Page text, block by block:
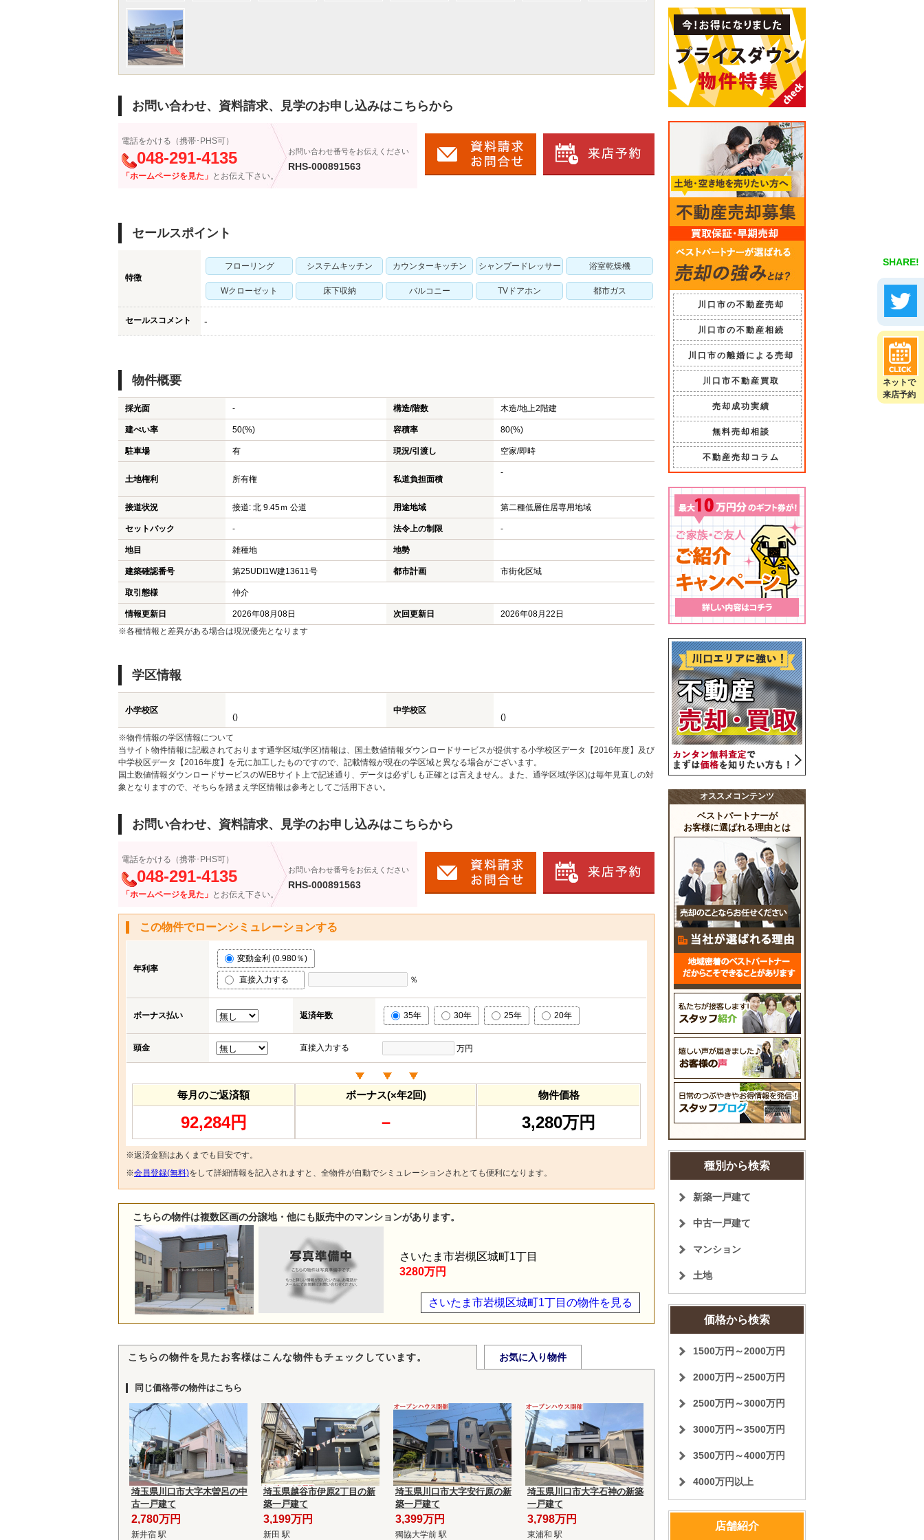
SHARE!
ネットで
来店予約
お問い合わせ、資料請求、見学のお申し込みはこちらから
電話をかける（携帯･PHS可）
048-291-4135
「ホームページを見た」 とお伝え下さい。
お問い合わせ番号をお伝えください
RHS-000891563
セールスポイント
特徴
フローリング システムキッチン カウンターキッチン シャンプードレッサー 浴室乾燥機
Wクローゼット 床下収納 バルコニー TVドアホン 都市ガス
セールスコメント -
物件概要
採光面 - 構造/階数 木造/地上2階建
建ぺい率 50(%) 容積率 80(%)
駐車場 有 現況/引渡し 空家/即時
土地権利 所有権 私道負担面積
-
接道状況 接道: 北 9.45ｍ 公道 用途地域 第二種低層住居専用地域
セットバック - 法令上の制限 -
地目 雑種地 地勢
建築確認番号 第25UDI1W建13611号 都市計画 市街化区域
取引態様 仲介
情報更新日 2026年08月08日 次回更新日
2026年08月22日
※各種情報と差異がある場合は現況優先となります
学区情報
小学校区
()
中学校区
()
※物件情報の学区情報について
当サイト物件情報に記載されております通学区域(学区)情報は、国土数値情報ダウンロードサービスが提供する小学校区データ【2016年度】及び
中学校区データ【2016年度】を元に加工したものですので、記載情報が現在の学区域と異なる場合がございます。
国土数値情報ダウンロードサービスのWEBサイト上で記述通り、データは必ずしも正確とは言えません。また、通学区域(学区)は毎年見直しの対
象となりますので、そちらを踏まえ学区情報は参考としてご活用下さい。
お問い合わせ、資料請求、見学のお申し込みはこちらから
電話をかける（携帯･PHS可）
048-291-4135
「ホームページを見た」 とお伝え下さい。
お問い合わせ番号をお伝えください
RHS-000891563
この物件でローンシミュレーションする
年利率
変動金利 (0.980％)
直接入力する ％
ボーナス払い 返済年数 35年 30年 25年 20年
頭金 直接入力する 万円
毎月のご返済額
92,284円
ボーナス(×年2回)
－
物件価格
3,280万円
※返済金額はあくまでも目安です。
※会員登録(無料)をして詳細情報を記入されますと、全物件が自動でシミュレーションされとても便利になります。
こちらの物件は複数区画の分譲地・他にも販売中のマンションがあります。
さいたま市岩槻区城町1丁目の物件を見る
さいたま市岩槻区城町1丁目
3280万円
こちらの物件を見たお客様はこんな物件もチェックしています。 お気に入り物件
同じ価格帯の物件はこちら
埼玉県川口市大字木曽呂の中
古一戸建て
2,780万円
新井宿 駅
埼玉県越谷市伊原2丁目の新
築一戸建て
3,199万円
新田 駅
埼玉県川口市大字安行原の新
築一戸建て
3,399万円
獨協大学前 駅
埼玉県川口市大字石神の新築
一戸建て
3,798万円
東浦和 駅
川口市の不動産売却
川口市の不動産相続
川口市の離婚による売却
川口市不動産買取
売却成功実績
無料売却相談
不動産売却コラム
オススメコンテンツ
ベストパートナーが
お客様に選ばれる理由とは
種別から検索
新築一戸建て
中古一戸建て
マンション
土地
価格から検索
1500万円～2000万円
2000万円～2500万円
2500万円～3000万円
3000万円～3500万円
3500万円～4000万円
4000万円以上
店舗紹介